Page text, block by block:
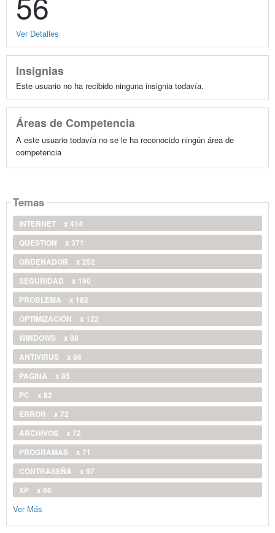
Ver Detalles
Insignias
Este usuario no ha recibido ninguna insignia todavía.
Áreas de Competencia
A este usuario todavía no se le ha reconocido ningún área de
competencia
Temas
INTERNET
x 414
QUESTION
x 371
ORDENADOR
x 252
SEGURIDAD
x 190
PROBLEMA
x 182
OPTIMIZACIÓN
x 122
WINDOWS
x 88
ANTIVIRUS
x 86
PAGINA
x 85
PC
x 82
ERROR
x 72
ARCHIVOS
x 72
PROGRAMAS
x 71
CONTRASEÑA
x 67
XP
x 66
Ver Más